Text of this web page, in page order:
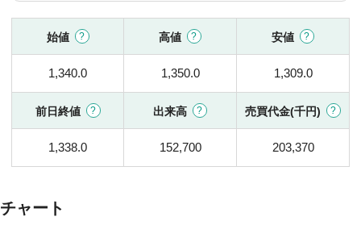
始値 高値 安値
1,340.0 1,350.0 1,309.0
前日終値 出来高 売買代金(千円)
1,338.0 152,700 203,370
チャート